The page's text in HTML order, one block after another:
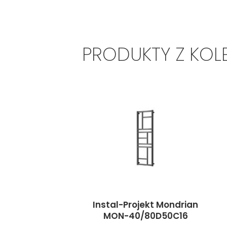
PRODUKTY Z
Instal-Projekt Mondrian
MON-40/80D50C16